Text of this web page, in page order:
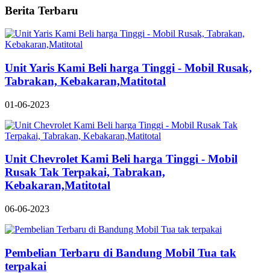
Berita Terbaru
Unit Yaris Kami Beli harga Tinggi - Mobil Rusak,
Tabrakan, Kebakaran,Matitotal
01-06-2023
Unit Chevrolet Kami Beli harga Tinggi - Mobil
Rusak Tak Terpakai, Tabrakan,
Kebakaran,Matitotal
06-06-2023
Pembelian Terbaru di Bandung Mobil Tua tak
terpakai